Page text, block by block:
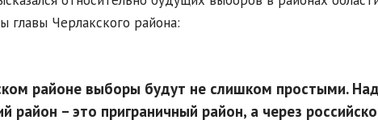
главы Черлакского района:
районе выборы будут не слишком простыми.
район – это приграничный район, а через